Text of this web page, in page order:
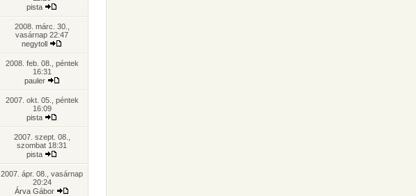
pista
2008. márc. 30.,
vasárnap 22:47
negytoll
2008. feb. 08., péntek
16:31
pauler
2007. okt. 05., péntek
16:09
pista
2007. szept. 08.,
szombat 18:31
pista
2007. ápr. 08., vasárnap
20:24
Árva Gábor